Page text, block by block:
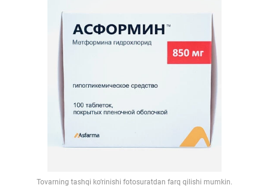
Tovarning tashqi ko‘rinishi fotosuratdan farq qilishi mumkin.